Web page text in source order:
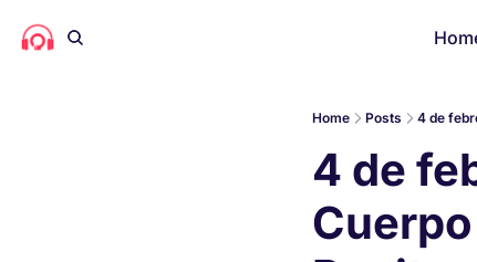
Home Posts 4 de
4 de